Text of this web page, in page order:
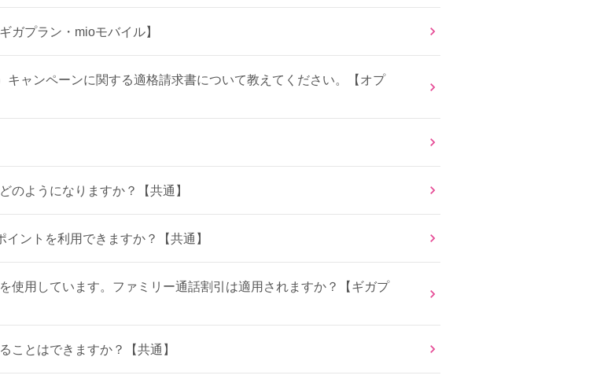
ガプラン・mioモバイル】
キャンペーンに関する適格請求書について教えてください。【オプ
のようになりますか？【共通】
ントを利用できますか？【共通】
使用しています。ファミリー通話割引は適用されますか？【ギガプ
ことはできますか？【共通】